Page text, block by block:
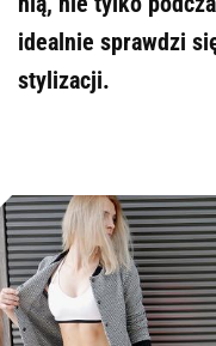
idealnie sprawdzi
stylizacji.